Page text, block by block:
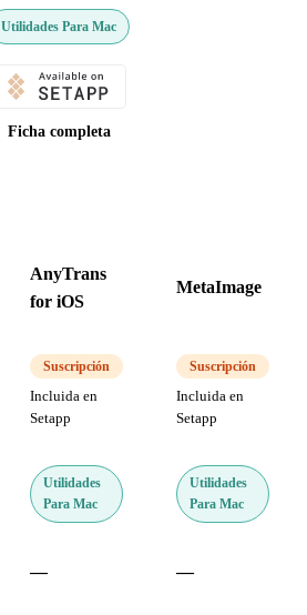
Utilidades Para Mac
Ficha completa
AnyTrans
for iOS
MetaImage
Suscripción
Incluida en
Setapp
Suscripción
Incluida en
Setapp
Utilidades
Para Mac
Utilidades
Para Mac
— —